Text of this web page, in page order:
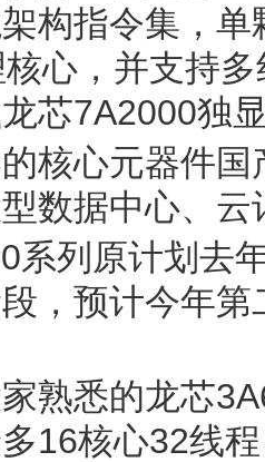
构指令集，
心，并支持
芯7A2000独
核心元器件
数据中心、
系列原计划去
，预计今年
熟悉的龙芯
16核心32线